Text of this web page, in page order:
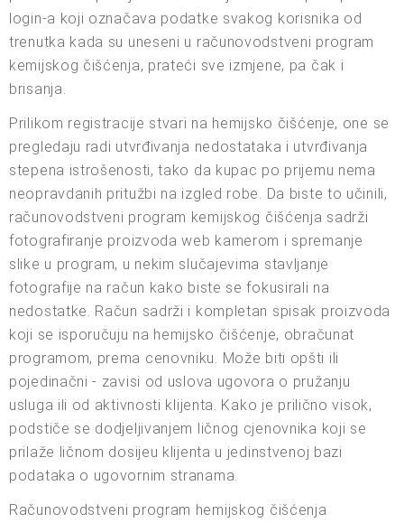
login-a koji označava podatke svakog korisnika od
trenutka kada su uneseni u računovodstveni program
kemijskog čišćenja, prateći sve izmjene, pa čak i
brisanja.
Prilikom registracije stvari na hemijsko čišćenje, one se
pregledaju radi utvrđivanja nedostataka i utvrđivanja
stepena istrošenosti, tako da kupac po prijemu nema
neopravdanih pritužbi na izgled robe. Da biste to učinili,
računovodstveni program kemijskog čišćenja sadrži
fotografiranje proizvoda web kamerom i spremanje
slike u program, u nekim slučajevima stavljanje
fotografije na račun kako biste se fokusirali na
nedostatke. Račun sadrži i kompletan spisak proizvoda
koji se isporučuju na hemijsko čišćenje, obračunat
programom, prema cenovniku. Može biti opšti ili
pojedinačni - zavisi od uslova ugovora o pružanju
usluga ili od aktivnosti klijenta. Kako je prilično visok,
podstiče se dodjeljivanjem ličnog cjenovnika koji se
prilaže ličnom dosijeu klijenta u jedinstvenoj bazi
podataka o ugovornim stranama.
Računovodstveni program hemijskog čišćenja